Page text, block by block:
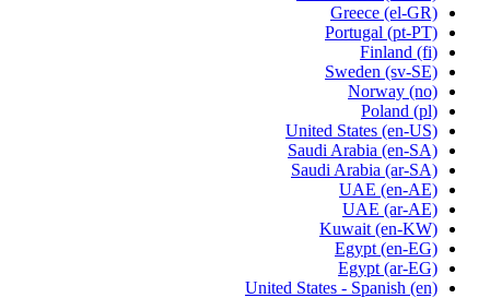
Greece (el-GR)
Portugal (pt-PT)
Finland (fi)
Sweden (sv-SE)
Norway (no)
Poland (pl)
United States (en-US)
Saudi Arabia (en-SA)
Saudi Arabia (ar-SA)
UAE (en-AE)
UAE (ar-AE)
Kuwait (en-KW)
Egypt (en-EG)
Egypt (ar-EG)
United States - Spanish (en)